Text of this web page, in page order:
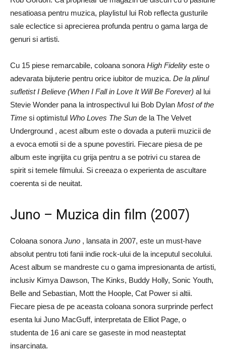
nesatioasa pentru muzica, playlistul lui Rob reflecta gusturile
sale eclectice si aprecierea profunda pentru o gama larga de
genuri si artisti.
Cu 15 piese remarcabile, coloana sonora High Fidelity este o
adevarata bijuterie pentru orice iubitor de muzica. De la plinul
sufletist I Believe (When I Fall in Love It Will Be Forever) al lui
Stevie Wonder pana la introspectivul lui Bob Dylan Most of the
Time si optimistul Who Loves The Sun de la The Velvet
Underground , acest album este o dovada a puterii muzicii de
a evoca emotii si de a spune povestiri. Fiecare piesa de pe
album este ingrijita cu grija pentru a se potrivi cu starea de
spirit si temele filmului. Si creeaza o experienta de ascultare
coerenta si de neuitat.
Juno – Muzica din film (2007)
Coloana sonora Juno , lansata in 2007, este un must-have
absolut pentru toti fanii indie rock-ului de la inceputul secolului.
Acest album se mandreste cu o gama impresionanta de artisti,
inclusiv Kimya Dawson, The Kinks, Buddy Holly, Sonic Youth,
Belle and Sebastian, Mott the Hoople, Cat Power si altii.
Fiecare piesa de pe aceasta coloana sonora surprinde perfect
esenta lui Juno MacGuff, interpretata de Elliot Page, o
studenta de 16 ani care se gaseste in mod neasteptat
insarcinata.